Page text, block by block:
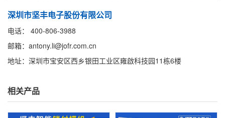
深圳市坚丰电子股份有限公司
电话： 400-806-3988
邮箱：antony.li@jofr.com.cn
地址：深圳市宝安区西乡银田工业区雍啟科技园11栋6楼
相关产品